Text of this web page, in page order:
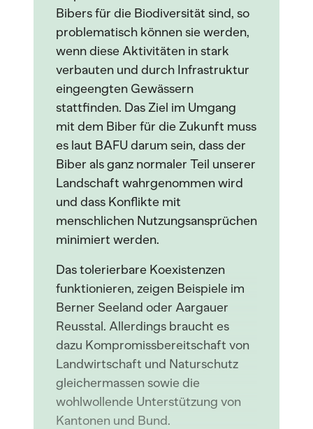
Bibers für die Biodiversität sind, so
problematisch können sie werden,
wenn diese Aktivitäten in stark
verbauten und durch Infrastruktur
eingeengten Gewässern
stattfinden. Das Ziel im Umgang
mit dem Biber für die Zukunft muss
es laut BAFU darum sein, dass der
Biber als ganz normaler Teil unserer
Landschaft wahrgenommen wird
und dass Konflikte mit
menschlichen Nutzungsansprüchen
minimiert werden.
Das tolerierbare Koexistenzen
funktionieren, zeigen Beispiele im
Berner Seeland oder Aargauer
Reusstal. Allerdings braucht es
dazu Kompromissbereitschaft von
Landwirtschaft und Naturschutz
gleichermassen sowie die
wohlwollende Unterstützung von
Kantonen und Bund.